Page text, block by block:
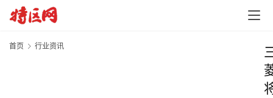
首页 行业资讯